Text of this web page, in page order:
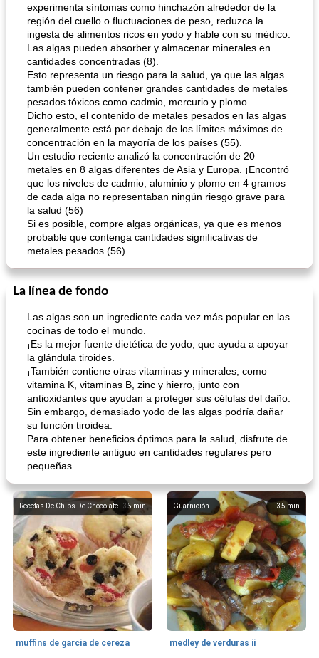
experimenta síntomas como hinchazón alrededor de la
región del cuello o fluctuaciones de peso, reduzca la
ingesta de alimentos ricos en yodo y hable con su médico.
Las algas pueden absorber y almacenar minerales en
cantidades concentradas (8).
Esto representa un riesgo para la salud, ya que las algas
también pueden contener grandes cantidades de metales
pesados ​​tóxicos como cadmio, mercurio y plomo.
Dicho esto, el contenido de metales pesados ​​en las algas
generalmente está por debajo de los límites máximos de
concentración en la mayoría de los países (55).
Un estudio reciente analizó la concentración de 20
metales en 8 algas diferentes de Asia y Europa. ¡Encontró
que los niveles de cadmio, aluminio y plomo en 4 gramos
de cada alga no representaban ningún riesgo grave para
la salud (56)
Si es posible, compre algas orgánicas, ya que es menos
probable que contenga cantidades significativas de
metales pesados ​​(56).
La línea de fondo
Las algas son un ingrediente cada vez más popular en las
cocinas de todo el mundo.
¡Es la mejor fuente dietética de yodo, que ayuda a apoyar
la glándula tiroides.
¡También contiene otras vitaminas y minerales, como
vitamina K, vitaminas B, zinc y hierro, junto con
antioxidantes que ayudan a proteger sus células del daño.
Sin embargo, demasiado yodo de las algas podría dañar
su función tiroidea.
Para obtener beneficios óptimos para la salud, disfrute de
este ingrediente antiguo en cantidades regulares pero
pequeñas.
35 min
Recetas De Chips De Chocolate
muffins de garcia de cereza
35 min
Guarnición
medley de verduras ii